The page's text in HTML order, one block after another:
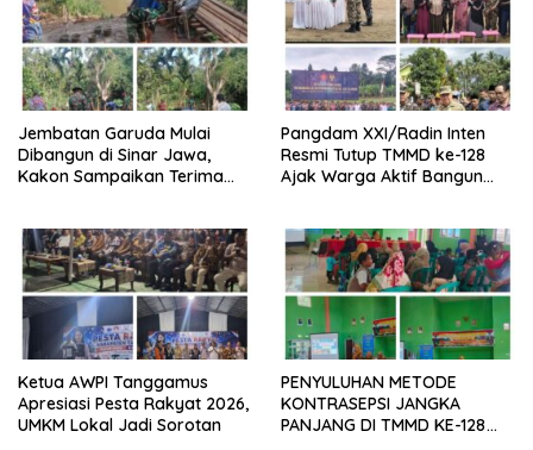
Jembatan Garuda Mulai
Dibangun di Sinar Jawa,
Kakon Sampaikan Terima
Pangdam XXI/Radin Inten
Resmi Tutup TMMD ke-128
Ajak Warga Aktif Bangun
Ketua AWPI Tanggamus
Apresiasi Pesta Rakyat 2026,
UMKM Lokal Jadi Sorotan
PENYULUHAN METODE
KONTRASEPSI JANGKA
PANJANG DI TMMD KE-128